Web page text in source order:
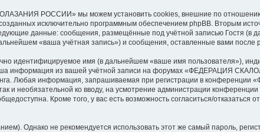
РОССИИ» мы можем установить cookies, внешние по отношению
исключительно программным обеспечением phpBB. Вторым
данные: сообщения, размещённые под учётной записью Гостя (в
«ваша учётная запись») и сообщения, оставленные вами после
идентифицируемое имя (в дальнейшем «ваше имя пользователя»),
информация из вашей учётной записи на форумах «ФЕДЕРАЦИЯ
Любая информация, запрашиваемая при регистрации в
и необязательной ко вводу, на усмотрение администрации
Кроме того, у вас есть возможность согласиться/
Однако не рекомендуется использовать этот же самый пароль,